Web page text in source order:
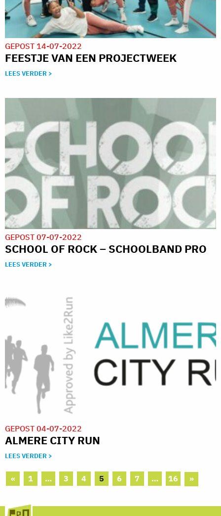
GEPOST 14-07-2022
FEESTJE VAN EEN PROJECTWEEK
LEES VERDER >
GEPOST 07-07-2022
SCHOOL OF ROCK – SCHOOLBAND PRO
LEES VERDER >
GEPOST 04-07-2022
ALMERE CITY RUN
LEES VERDER >
« 1 … 3 4 5 6 7 … 16 »